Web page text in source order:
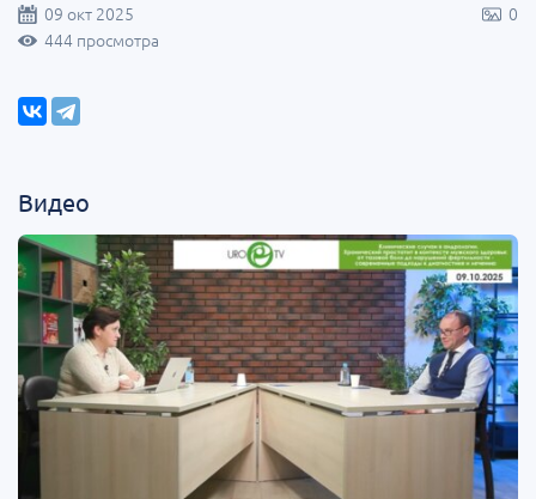
0
09 окт 2025
444 просмотра
Видео